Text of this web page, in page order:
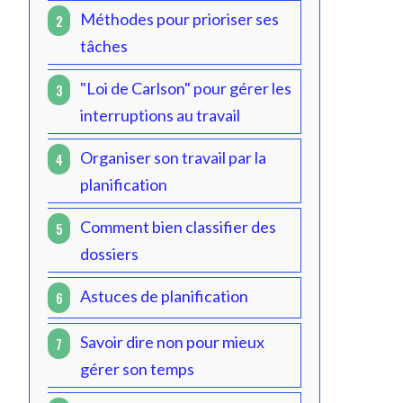
2
Méthodes pour prioriser ses
tâches
3
"Loi de Carlson" pour gérer les
interruptions au travail
4 Organiser son travail par la
planification
5
Comment bien classifier des
dossiers
6 Astuces de planification
7
Savoir dire non pour mieux
gérer son temps